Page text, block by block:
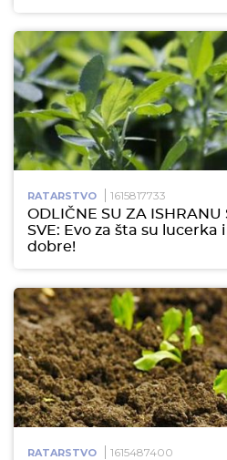
RATARSTVO 1615817733
ODLIČNE SU ZA ISHRANU
SVE: Evo za šta su
dobre!
RATARSTVO 1615487400